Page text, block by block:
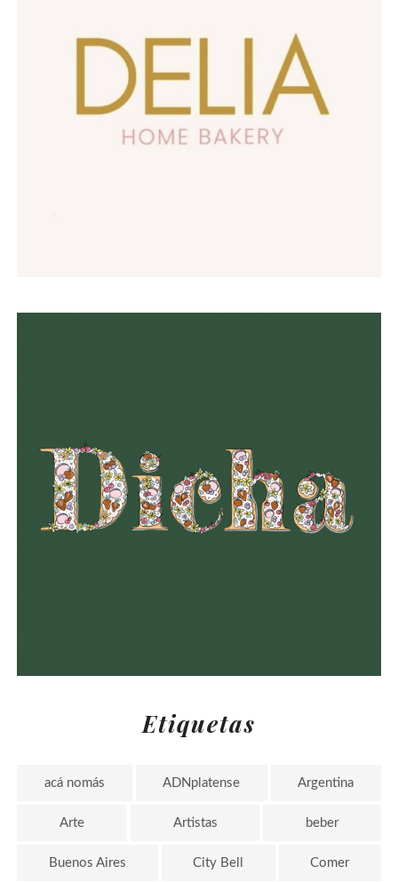
Etiquetas
acá nomás ADNplatense Argentina
Arte Artistas beber
Buenos Aires City Bell Comer